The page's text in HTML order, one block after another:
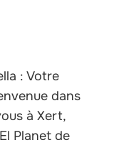
: Votre
dans
à Xert,
Planet de